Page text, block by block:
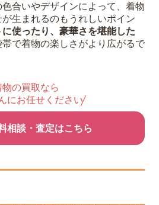
合いやデザインによって、着物
生まれるのもうれしいポイン
使ったり、豪華さを堪能した
帯で着物の楽しさがより広がるで
物の買取なら
にお任せください
相談・査定はこちら